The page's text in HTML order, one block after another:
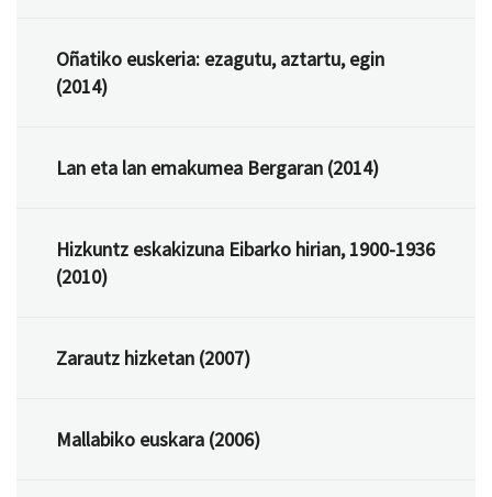
Oñatiko euskeria: ezagutu, aztartu, egin
(2014)
Lan eta lan emakumea Bergaran (2014)
Hizkuntz eskakizuna Eibarko hirian, 1900-1936
(2010)
Zarautz hizketan (2007)
Mallabiko euskara (2006)